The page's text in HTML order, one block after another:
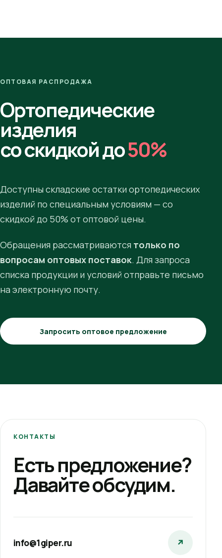
ОПТОВАЯ РАСПРОДАЖА
Ортопедические
изделия
со скидкой до50%
Доступны складские остатки ортопедических
изделий по специальным условиям — со
скидкой до 50% от оптовой цены.
Обращения рассматриваются только по
вопросам оптовых поставок. Для запроса
списка продукции и условий отправьте письмо
на электронную почту.
Запросить оптовое предложение
КОНТАКТЫ
Есть предложение?
Давайте обсудим.
info@1giper.ru ↗